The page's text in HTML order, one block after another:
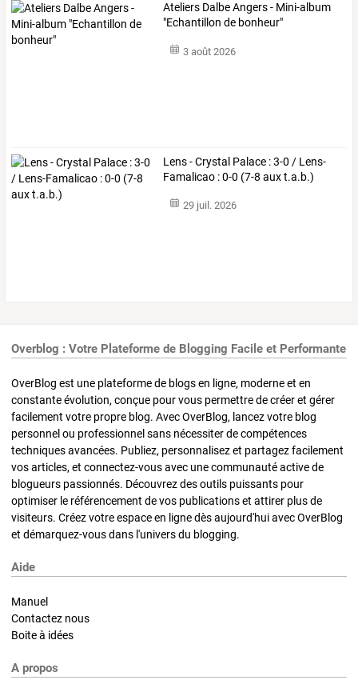
Ateliers Dalbe Angers - Mini-album
"Echantillon de bonheur"
3 août 2026
Lens - Crystal Palace : 3-0 / Lens-
Famalicao : 0-0 (7-8 aux t.a.b.)
29 juil. 2026
Overblog : Votre Plateforme de Blogging Facile et Performante
OverBlog est une plateforme de blogs en ligne, moderne et en
constante évolution, conçue pour vous permettre de créer et gérer
facilement votre propre blog. Avec OverBlog, lancez votre blog
personnel ou professionnel sans nécessiter de compétences
techniques avancées. Publiez, personnalisez et partagez facilement
vos articles, et connectez-vous avec une communauté active de
blogueurs passionnés. Découvrez des outils puissants pour
optimiser le référencement de vos publications et attirer plus de
visiteurs. Créez votre espace en ligne dès aujourd'hui avec OverBlog
et démarquez-vous dans l'univers du blogging.
Aide
Manuel
Contactez nous
Boite à idées
A propos